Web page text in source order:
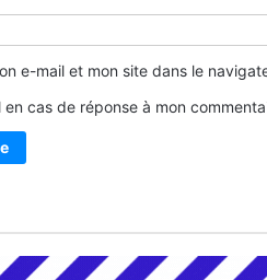
e-mail et mon site dans le
cas de réponse à mon